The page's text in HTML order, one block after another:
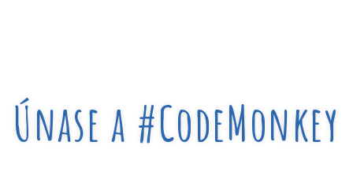
Únase a #CodeMonkey